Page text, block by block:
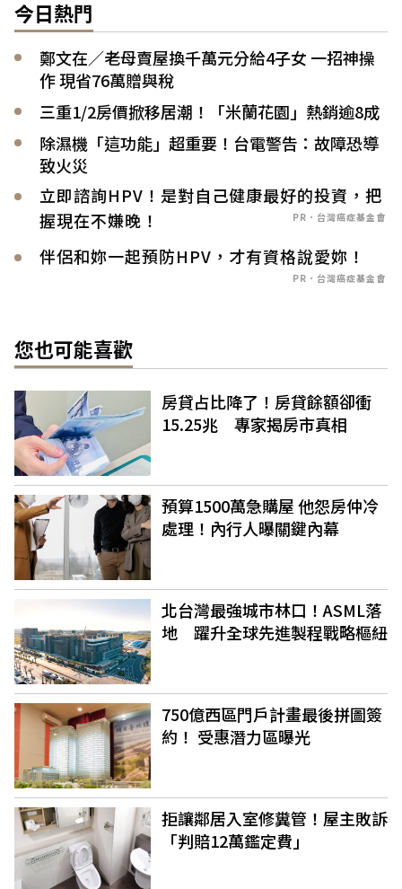
今日熱門
鄭文在／老母賣屋換千萬元分給4子女 一招神操
作 現省76萬贈與稅
三重1/2房價掀移居潮！「米蘭花園」熱銷逾8成
除濕機「這功能」超重要！台電警告：故障恐導
致火災
立即諮詢HPV！是對自己健康最好的投資，把
握現在不嫌晚！
PR．台灣癌症基金會
伴侶和妳一起預防HPV，才有資格說愛妳！
PR．台灣癌症基金會
您也可能喜歡
房貸占比降了！房貸餘額卻衝
15.25兆 專家揭房市真相
預算1500萬急購屋 他怨房仲冷
處理！內行人曝關鍵內幕
北台灣最強城市林口！ASML落
地 躍升全球先進製程戰略樞紐
750億西區門戶計畫最後拼圖簽
約！ 受惠潛力區曝光
拒讓鄰居入室修糞管！屋主敗訴
「判賠12萬鑑定費」